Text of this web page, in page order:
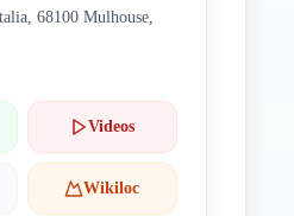
68100 Mulhouse,
Videos
Wikiloc